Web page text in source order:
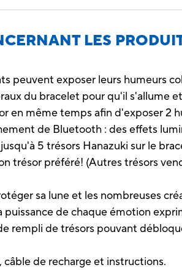
LES
peuvent exposer leurs humeurs
du bracelet pour qu'il s'allume
en même temps afin d'exposer 2
de Bluetooth : des effets
5 trésors Hanazuki sur le
trésor préféré! (Autres trésors
sa lune et les nombreuses
puissance de chaque émotion
rempli de trésors pouvant
de recharge et instructions.